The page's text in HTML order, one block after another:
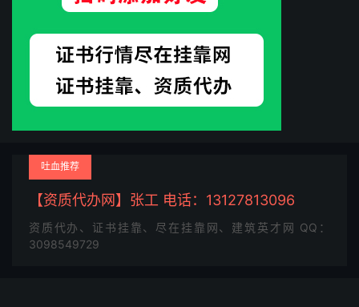
吐血推荐
【资质代办网】张工 电话：13127813096
资质代办、证书挂靠、尽在挂靠网、建筑英才网 QQ：
3098549729